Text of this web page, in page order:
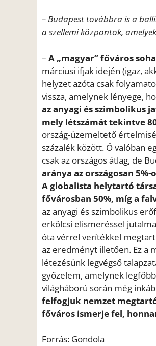
– Budapest továbbra is a
a szellemi központok,
– A „magyar” főváros
márciusi ifjak idején (igaz,
helyzet azóta csak
vissza, amelynek lényege,
az anyagi és szimbolikus
mely létszámát tekintve
ország-üzemeltető
százalék között. Ő valóban
csak az országos átlag, de
aránya az országosan
A globalista helytartó
fővárosban 50%, míg a
az anyagi és szimbolikus
erkölcsi elismeréssel
óta vérrel verítékkel
az eredményt illetően. Ez a
létezésünk legvégső
győzelem, amelynek
világháború során még
felfogjuk nemzet
főváros ismerje fel,
Forrás: Gondola